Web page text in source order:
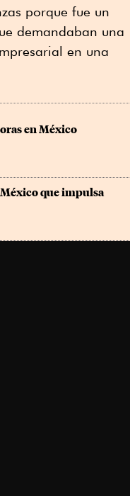
porque fue un
demandaban una
en una
en México
México que impulsa